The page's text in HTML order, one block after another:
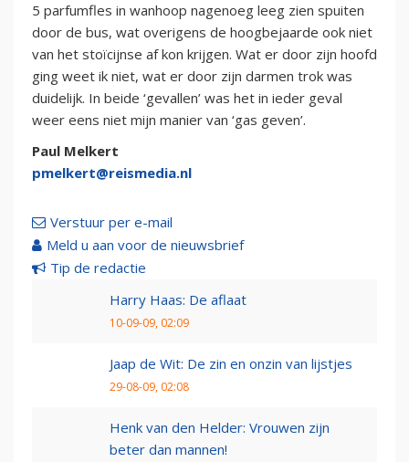
5 parfumfles in wanhoop nagenoeg leeg zien spuiten
door de bus, wat overigens de hoogbejaarde ook niet
van het stoïcijnse af kon krijgen. Wat er door zijn hoofd
ging weet ik niet, wat er door zijn darmen trok was
duidelijk. In beide ‘gevallen’ was het in ieder geval
weer eens niet mijn manier van ‘gas geven’.
Paul Melkert
pmelkert@reismedia.nl
Verstuur per e-mail
Meld u aan voor de nieuwsbrief
Tip de redactie
Harry Haas: De aflaat
10-09-09, 02:09
Jaap de Wit: De zin en onzin van lijstjes
29-08-09, 02:08
Henk van den Helder: Vrouwen zijn
beter dan mannen!